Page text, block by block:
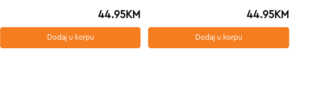
44.95KM
Dodaj u korpu
44.95KM
Dodaj u korpu